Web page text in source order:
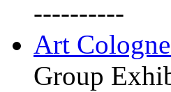
----------
Art
Group